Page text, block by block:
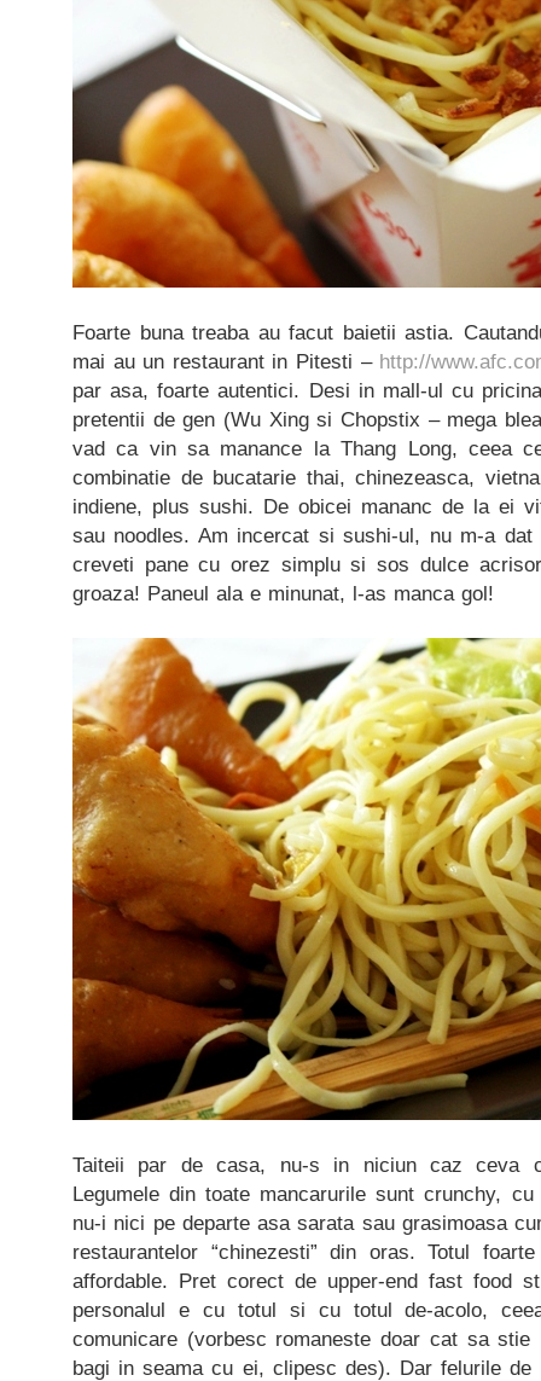
Foarte buna treaba au facut baietii astia.
mai au un restaurant in Pitesti – http://
par asa, foarte autentici. Desi in mall-ul cu
pretentii de gen (Wu Xing si Chopstix – mega
vad ca vin sa manance la Thang Long, ceea
combinatie de bucatarie thai, chinezeasca,
indiene, plus sushi. De obicei mananc de la ei
sau noodles. Am incercat si sushi-ul, nu m-a
creveti pane cu orez simplu si sos dulce
groaza! Paneul ala e minunat, l-as manca gol!
Taiteii par de casa, nu-s in niciun caz ceva
Legumele din toate mancarurile sunt crunchy,
nu-i nici pe departe asa sarata sau grasimoasa
restaurantelor “chinezesti” din oras. Totul
affordable. Pret corect de upper-end fast food
personalul e cu totul si cu totul de-acolo,
comunicare (vorbesc romaneste doar cat sa
bagi in seama cu ei, clipesc des). Dar felurile de